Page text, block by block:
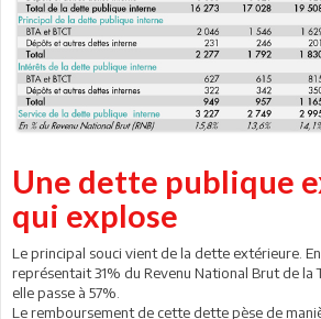
Une dette publique
qui explose
Le principal souci vient de la dette extérieure.
représentait 31% du Revenu National Brut de la
elle passe à 57%.
Le remboursement de cette dette pèse de